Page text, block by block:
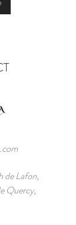
de Lafon,
Quercy,